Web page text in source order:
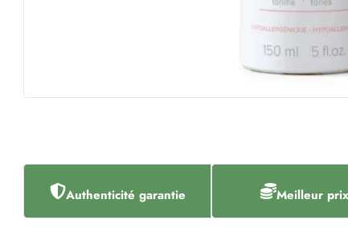
Authenticité garantie Meilleur prix